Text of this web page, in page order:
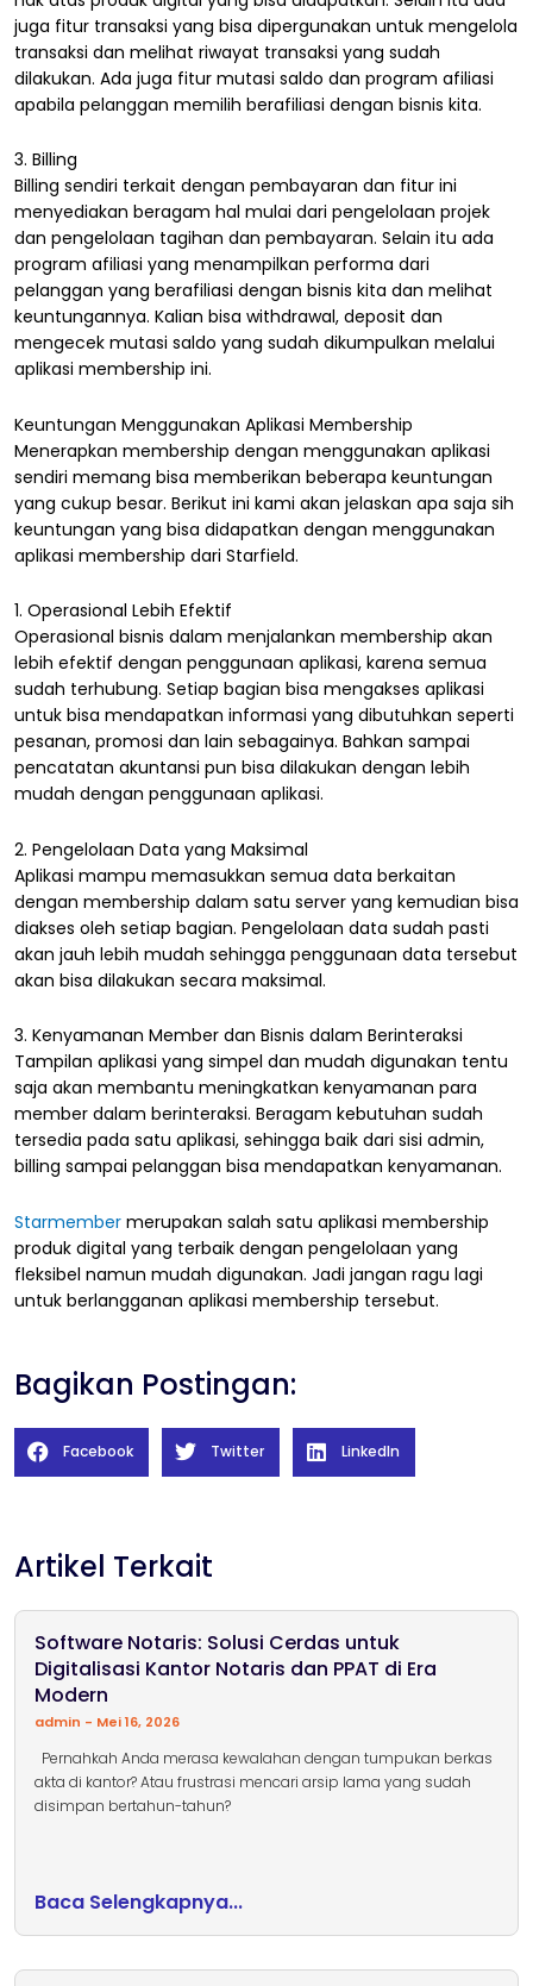
juga fitur transaksi yang bisa dipergunakan untuk mengelola
transaksi dan melihat riwayat transaksi yang sudah
dilakukan. Ada juga fitur mutasi saldo dan program afiliasi
apabila pelanggan memilih berafiliasi dengan bisnis kita.
3. Billing
Billing sendiri terkait dengan pembayaran dan fitur ini
menyediakan beragam hal mulai dari pengelolaan projek
dan pengelolaan tagihan dan pembayaran. Selain itu ada
program afiliasi yang menampilkan performa dari
pelanggan yang berafiliasi dengan bisnis kita dan melihat
keuntungannya. Kalian bisa withdrawal, deposit dan
mengecek mutasi saldo yang sudah dikumpulkan melalui
aplikasi membership ini.
Keuntungan Menggunakan Aplikasi Membership
Menerapkan membership dengan menggunakan aplikasi
sendiri memang bisa memberikan beberapa keuntungan
yang cukup besar. Berikut ini kami akan jelaskan apa saja sih
keuntungan yang bisa didapatkan dengan menggunakan
aplikasi membership dari Starfield.
1. Operasional Lebih Efektif
Operasional bisnis dalam menjalankan membership akan
lebih efektif dengan penggunaan aplikasi, karena semua
sudah terhubung. Setiap bagian bisa mengakses aplikasi
untuk bisa mendapatkan informasi yang dibutuhkan seperti
pesanan, promosi dan lain sebagainya. Bahkan sampai
pencatatan akuntansi pun bisa dilakukan dengan lebih
mudah dengan penggunaan aplikasi.
2. Pengelolaan Data yang Maksimal
Aplikasi mampu memasukkan semua data berkaitan
dengan membership dalam satu server yang kemudian bisa
diakses oleh setiap bagian. Pengelolaan data sudah pasti
akan jauh lebih mudah sehingga penggunaan data tersebut
akan bisa dilakukan secara maksimal.
3. Kenyamanan Member dan Bisnis dalam Berinteraksi
Tampilan aplikasi yang simpel dan mudah digunakan tentu
saja akan membantu meningkatkan kenyamanan para
member dalam berinteraksi. Beragam kebutuhan sudah
tersedia pada satu aplikasi, sehingga baik dari sisi admin,
billing sampai pelanggan bisa mendapatkan kenyamanan.
Starmember merupakan salah satu aplikasi membership
produk digital yang terbaik dengan pengelolaan yang
fleksibel namun mudah digunakan. Jadi jangan ragu lagi
untuk berlangganan aplikasi membership tersebut.
Bagikan Postingan:
Facebook Twitter LinkedIn
Artikel Terkait
Software Notaris: Solusi Cerdas untuk
Digitalisasi Kantor Notaris dan PPAT di Era
Modern
admin Mei 16, 2026
Pernahkah Anda merasa kewalahan dengan tumpukan berkas
akta di kantor? Atau frustrasi mencari arsip lama yang sudah
disimpan bertahun-tahun?
Baca Selengkapnya...